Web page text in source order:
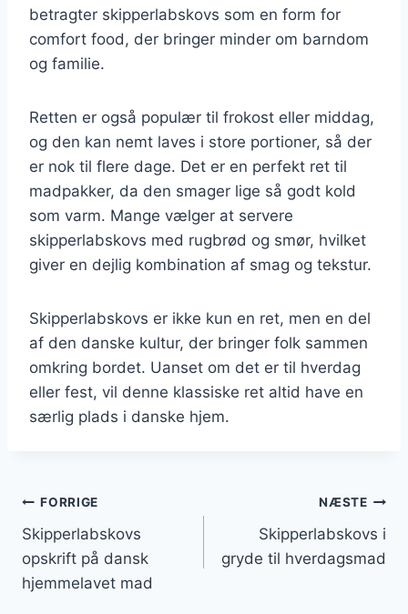
betragter skipperlabskovs som en form for
comfort food, der bringer minder om barndom
og familie.
Retten er også populær til frokost eller middag,
og den kan nemt laves i store portioner, så der
er nok til flere dage. Det er en perfekt ret til
madpakker, da den smager lige så godt kold
som varm. Mange vælger at servere
skipperlabskovs med rugbrød og smør, hvilket
giver en dejlig kombination af smag og tekstur.
Skipperlabskovs er ikke kun en ret, men en del
af den danske kultur, der bringer folk sammen
omkring bordet. Uanset om det er til hverdag
eller fest, vil denne klassiske ret altid have en
særlig plads i danske hjem.
Indlægsnavigation
FORRIGE
Skipperlabskovs
opskrift på dansk
hjemmelavet mad
NÆSTE
Skipperlabskovs i
gryde til hverdagsmad